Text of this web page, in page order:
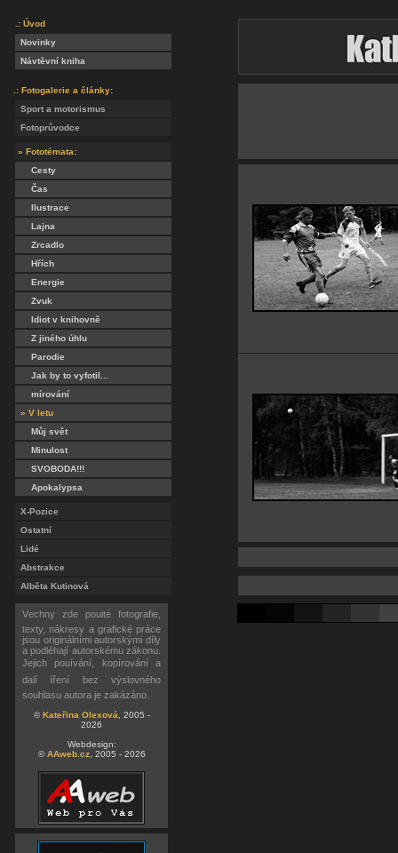
.: Úvod
Novinky
Návtěvní kniha
.: Fotogalerie a články:
Sport a motorismus
Fotoprůvodce
» Fototémata:
Cesty
Čas
Ilustrace
Lajna
Zrcadlo
Hřích
Energie
Zvuk
Idiot v knihovně
Z jiného úhlu
Parodie
Jak by to vyfotil...
mírování
» V letu
Můj svět
Minulost
SVOBODA!!!
Apokalypsa
X-Pozice
Ostatní
Lidé
Abstrakce
Alběta Kutinová
Vechny zde pouité fotografie,
texty, nákresy a grafické práce
jsou originálními autorskými díly
a podléhají autorskému zákonu.
Jejich pouívání, kopírování a
dalí íření bez výslovného
souhlasu autora je zakázáno.
©Kateřina Olexová , 2005 -
2026
Webdesign:
©AAweb.cz, 2005 - 2026